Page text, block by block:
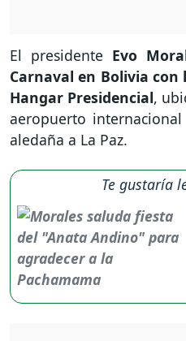
El presidente Evo
Carnaval en Bolivia
Hangar Presidencial,
aeropuerto
aledaña a La Paz.
Te gustaría